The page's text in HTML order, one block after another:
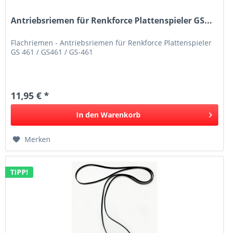
Antriebsriemen für Renkforce Plattenspieler GS...
Flachriemen - Antriebsriemen für Renkforce Plattenspieler
GS 461 / GS461 / GS-461
11,95 € *
In den Warenkorb
Merken
TIPP!